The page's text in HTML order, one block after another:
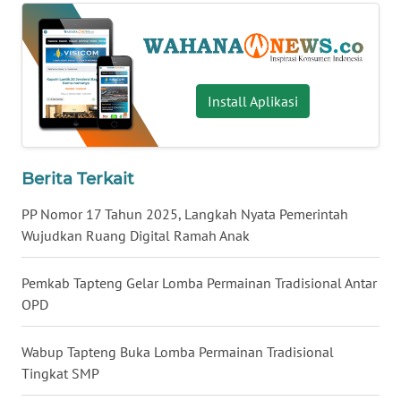
Install Aplikasi
Berita Terkait
PP Nomor 17 Tahun 2025, Langkah Nyata Pemerintah
Wujudkan Ruang Digital Ramah Anak
Pemkab Tapteng Gelar Lomba Permainan Tradisional Antar
OPD
Wabup Tapteng Buka Lomba Permainan Tradisional
Tingkat SMP
WN
BABEL
WN
SUMBAR
SUMSEL
WN
BENGKULU
WN
LAMPUNG
WN
JATENG